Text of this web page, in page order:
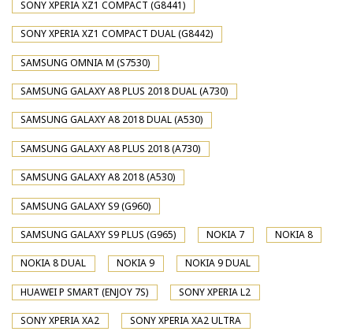
SONY XPERIA XZ1 COMPACT (G8441)
SONY XPERIA XZ1 COMPACT DUAL (G8442)
SAMSUNG OMNIA M (S7530)
SAMSUNG GALAXY A8 PLUS 2018 DUAL (A730)
SAMSUNG GALAXY A8 2018 DUAL (A530)
SAMSUNG GALAXY A8 PLUS 2018 (A730)
SAMSUNG GALAXY A8 2018 (A530)
SAMSUNG GALAXY S9 (G960)
SAMSUNG GALAXY S9 PLUS (G965) NOKIA 7 NOKIA 8
NOKIA 8 DUAL NOKIA 9 NOKIA 9 DUAL
HUAWEI P SMART (ENJOY 7S) SONY XPERIA L2
SONY XPERIA XA2 SONY XPERIA XA2 ULTRA